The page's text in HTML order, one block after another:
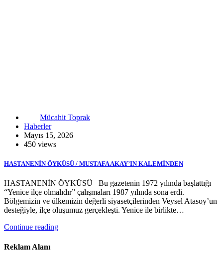
Mücahit Toprak
Haberler
Mayıs 15, 2026
450 views
HASTANENİN ÖYKÜSÜ / MUSTAFA AKAY’IN KALEMİNDEN
HASTANENİN ÖYKÜSÜ Bu gazetenin 1972 yılında başlattığı
“Yenice ilçe olmalıdır” çalışmaları 1987 yılında sona erdi.
Bölgemizin ve ülkemizin değerli siyasetçilerinden Veysel Atasoy’un
desteğiyle, ilçe oluşumuz gerçekleşti. Yenice ile birlikte…
Continue reading
Reklam Alanı